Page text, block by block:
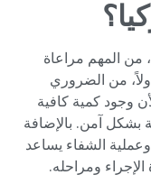
من المهم مراعاة
من الضروري
وجود كمية كافية
بشكل آمن. بالإضافة
الشفاء يساعد
ومراحله.